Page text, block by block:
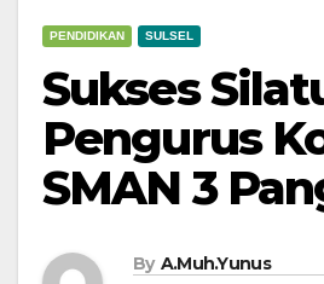
PENDIDIKAN SULSEL
Sukses
Pengurus
SMAN 3
By A.Muh.Yunus